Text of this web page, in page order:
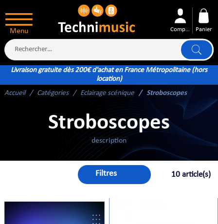
Menu Compte Panier
Livraison gratuite dès 200€ d'achat en France Métropolitaine (hors
location)
Accueil
Catégories Eclairage scénique Stroboscopes
Stroboscopes
description
Filtres 10 article(s)